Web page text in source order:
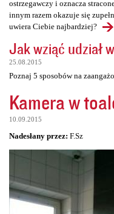
ostrzegawczy i oznacza
innym razem okazuje się
uwiera Ciebie najbardziej?
Jak wziąć udział
25.08.2015
Poznaj 5 sposobów na
Kamera w
10.09.2015
Nadesłany przez: F.Sz